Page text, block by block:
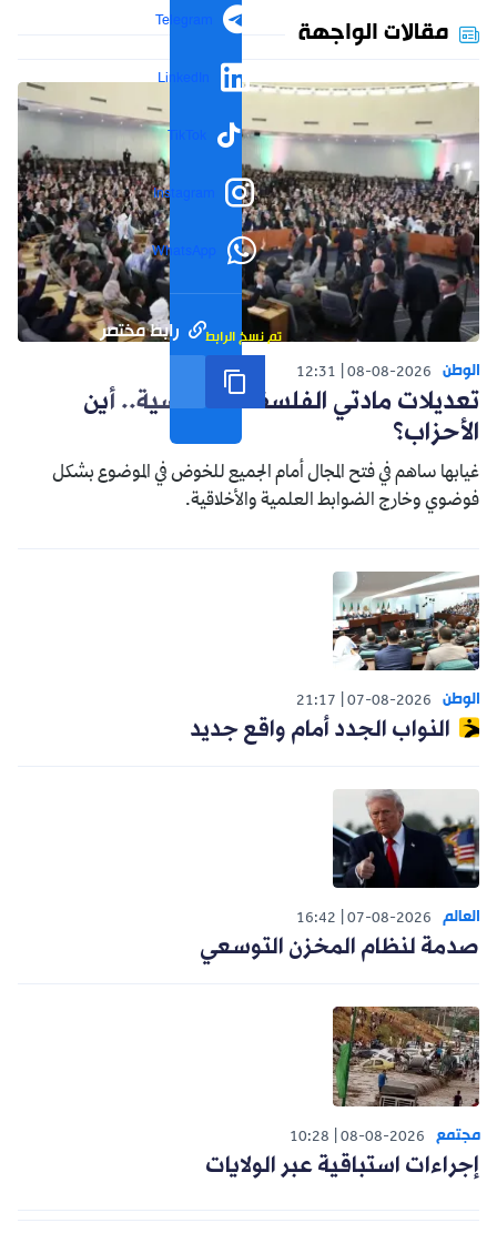
Telegram
LinkedIn
TikTok
Instagram
WhatsApp
رابط مختصر تم نسخ الرابط
مقالات الواجهة
الوطن 08-08-2026
12:31
تعديلات مادتي الفلسفة والفرنسية.. أين
الأحزاب؟
غيابها ساهم في فتح المجال أمام الجميع للخوض في الموضوع بشكل
فوضوي وخارج الضوابط العلمية والأخلاقية.
الوطن 07-08-2026
21:17
النواب الجدد أمام واقع جديد
العالم 07-08-2026
16:42
صدمة لنظام المخزن التوسعي
مجتمع 08-08-2026
10:28
إجراءات استباقية عبر الولايات